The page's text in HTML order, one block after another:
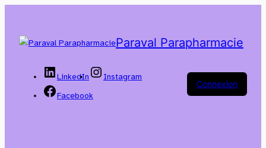
Paraval Parapharmacie
LinkedIn
Instagram
Facebook
Connexion